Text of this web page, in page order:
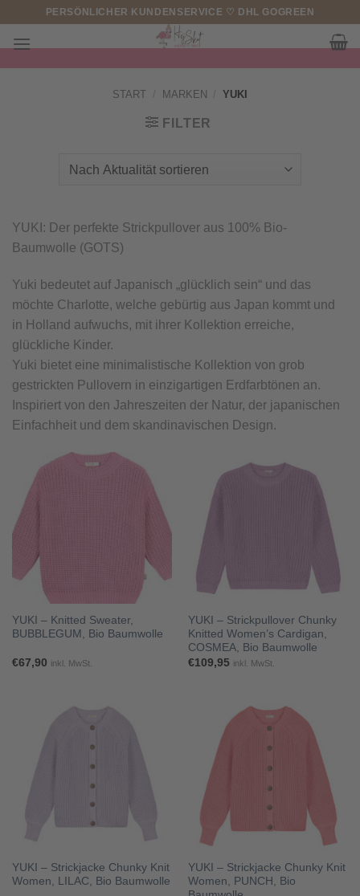
springen
PERSÖNLICHER KUNDENSERVICE ♡ DHL GOGREEN
START MARKEN YUKI
FILTER
YUKI: Der perfekte Strickpullover aus 100% Bio-
Baumwolle (GOTS)
Yuki bedeutet auf Japanisch „glücklich sein“ und das
möchte Charlotte, welche gebürtig aus Japan kommt und
in Holland aufwuchs, mit ihrer Kollektion erreiche,
glückliche Kinder.
Yuki bietet eine minimalistische Kollektion von grob
gestrickten Pullovern in einzigartigen Erdfarbtönen an.
Inspiriert von den Jahreszeiten der Natur, der japanischen
Einfachheit und dem skandinavischen Design.
YUKI – Knitted Sweater,
BUBBLEGUM, Bio Baumwolle
€67,90 inkl. MwSt.
YUKI – Strickpullover Chunky
Knitted Women’s Cardigan,
COSMEA, Bio Baumwolle
€109,95 inkl. MwSt.
YUKI – Strickjacke Chunky Knit
Women, LILAC, Bio Baumwolle
YUKI – Strickjacke Chunky Knit
Women, PUNCH, Bio